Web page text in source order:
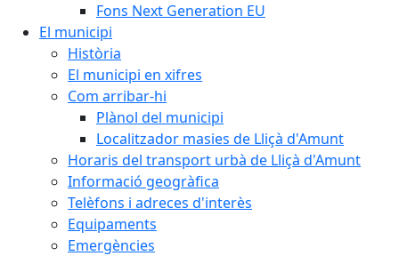
Fons Next Generation EU
El municipi
Història
El municipi en xifres
Com arribar-hi
Plànol del municipi
Localitzador masies de Lliçà d'Amunt
Horaris del transport urbà de Lliçà d'Amunt
Informació geogràfica
Telèfons i adreces d'interès
Equipaments
Emergències